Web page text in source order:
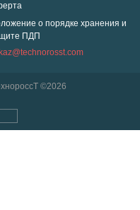
о порядке хранения и
ПДП
©2026